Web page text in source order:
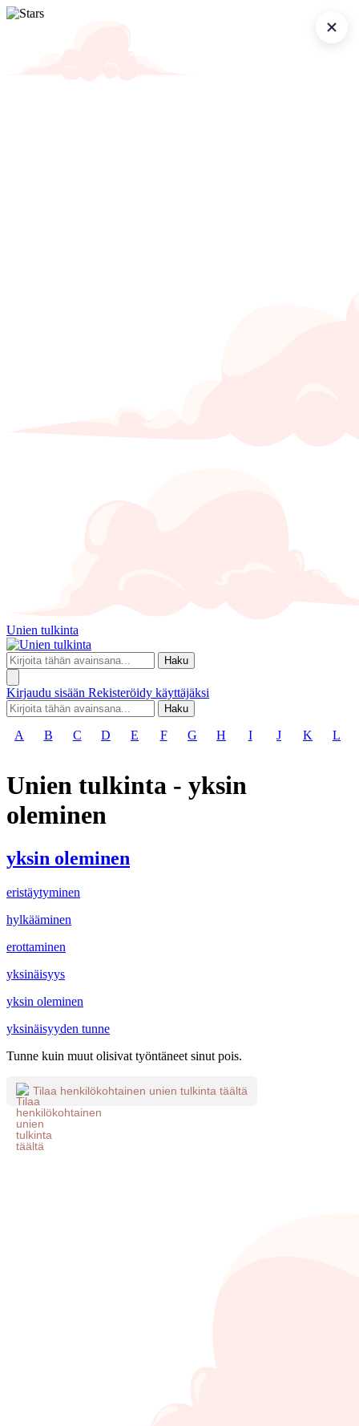
Unien tulkinta
Haku
Kirjaudu sisään Rekisteröidy käyttäjäksi
Haku
A B C D E F G H I J K L
Unien tulkinta - yksin
oleminen
yksin oleminen
eristäytyminen
hylkääminen
erottaminen
yksinäisyys
yksin oleminen
yksinäisyyden tunne
Tunne kuin muut olisivat työntäneet sinut pois.
Tilaa henkilökohtainen unien tulkinta täältä